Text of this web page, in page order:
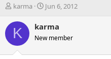
T
r
e
d
karma
S
a
t
Jun 6, 2012
K karma
New member